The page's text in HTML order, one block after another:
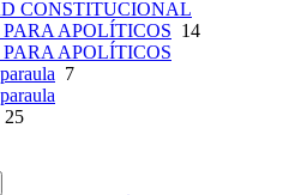
CONSTITUCIONAL
APOLÍTICOS 14
APOLÍTICOS
7
25